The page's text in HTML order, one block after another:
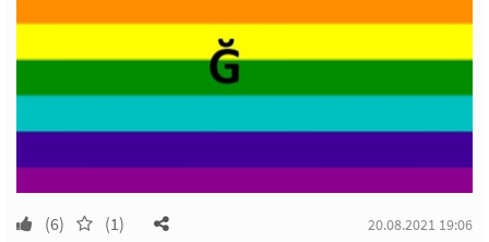
(6) (1) 20.08.2021 19:06